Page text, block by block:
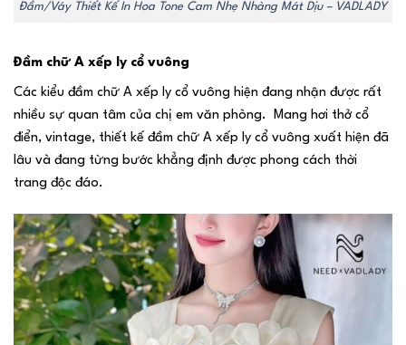
Đầm/Váy Thiết Kế In Hoa Tone Cam Nhẹ Nhàng Mát Dịu – VADLADY
Đầm chữ A xếp ly cổ vuông
Các kiểu đầm chữ A xếp ly cổ vuông hiện đang nhận được rất
nhiều sự quan tâm của chị em văn phòng. Mang hơi thở cổ
điển, vintage, thiết kế đầm chữ A xếp ly cổ vuông xuất hiện đã
lâu và đang từng bước khẳng định được phong cách thời
trang độc đáo.